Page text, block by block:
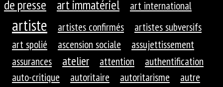
de presse
art immatériel art international
artiste artistes confirmés
artistes subversifs
art spolié
ascension sociale
assujettissement
assurances
atelier attention
authentification
auto-critique
autoritaire autoritarisme
autre